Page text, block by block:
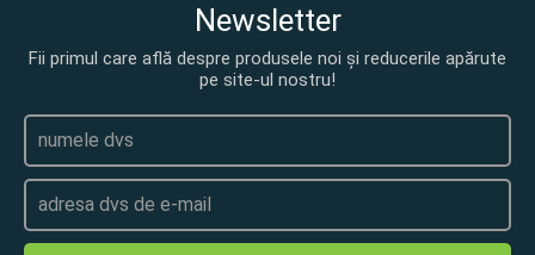
Newsletter
Fii primul care află despre produsele noi și reducerile apărute
pe site-ul nostru!